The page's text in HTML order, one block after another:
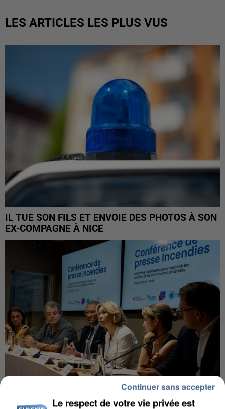
LES ARTICLES LES PLUS VUS
IL TUE SON FILS ET ENVOIE DES PHOTOS À SON
EX-COMPAGNE À NICE
Le respect de votre vie privée est
Continuer sans accepter